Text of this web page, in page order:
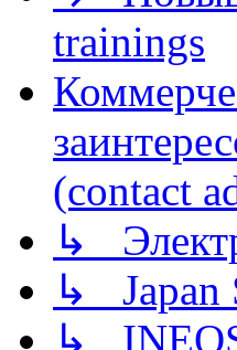
trainings
(contact
↳
↳ Japan
↳